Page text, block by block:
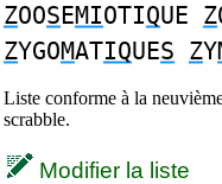
ZOOSEMIOTIQUE Z
ZYGOMATIQUES ZY
Liste conforme à la
scrabble.
Modifier la liste